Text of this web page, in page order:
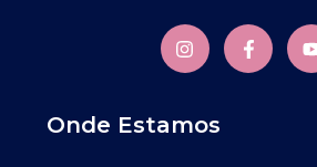
Onde Estamos